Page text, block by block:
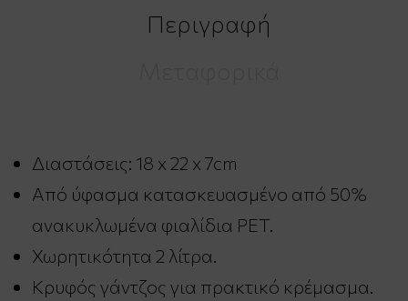
Περιγραφή
Διαστάσεις: 18 x 22 x 7cm
Από ύφασμα κατασκευασμένο από 50%
ανακυκλωμένα φιαλίδια PET.
Χωρητικότητα 2 λίτρα.
Κρυφός γάντζος για πρακτικό κρέμασμα.